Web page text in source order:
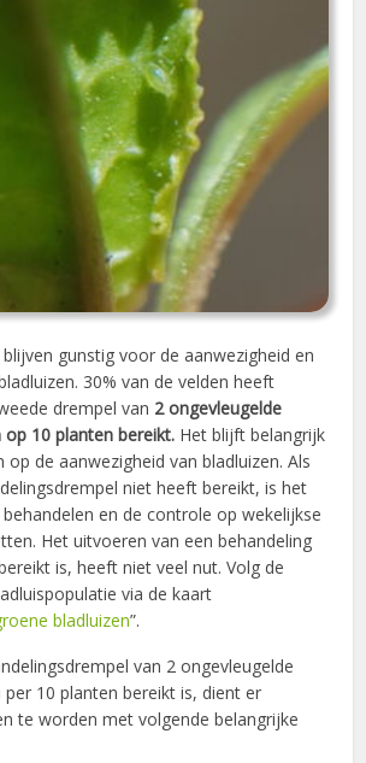
gunstig voor de aanwezigheid en
30% van de velden heeft
drempel van 2 ongevleugelde
op 10 planten bereikt. Het blijft belangrijk
de aanwezigheid van bladluizen. Als
niet heeft bereikt, is het
en de controle op wekelijkse
Het uitvoeren van een behandeling
is, heeft niet veel nut. Volg de
via de kaart
bladluizen”.
van 2 ongevleugelde
per 10 planten bereikt is, dient er
te worden met volgende belangrijke